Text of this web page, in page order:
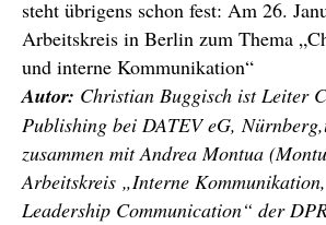
steht übrigens schon fest: Am 26.
Arbeitskreis in Berlin zum Thema
und interne Kommunikation“
Autor: Christian Buggisch ist Leiter
Publishing bei DATEV eG,
zusammen mit Andrea Montua
Arbeitskreis „Interne
Leadership Communication“ der